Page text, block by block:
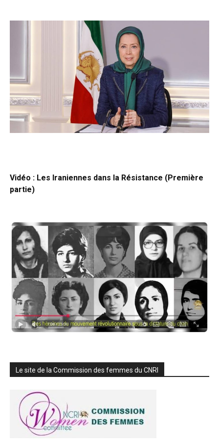
Vidéo : Les Iraniennes dans la Résistance (Première
partie)
Le site de la Commission des femmes du CNRI